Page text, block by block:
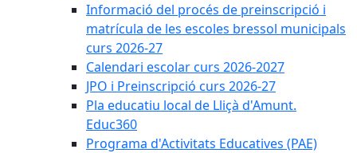
Informació del procés de preinscripció i
matrícula de les escoles bressol municipals
curs 2026-27
Calendari escolar curs 2026-2027
JPO i Preinscripció curs 2026-27
Pla educatiu local de Lliçà d'Amunt.
Educ360
Programa d'Activitats Educatives (PAE)